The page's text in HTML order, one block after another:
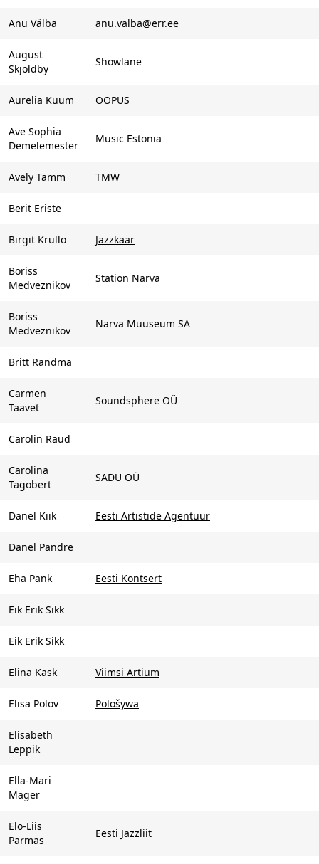
Anu Välba anu.valba@err.ee
August
Skjoldby
Showlane
Aurelia Kuum OOPUS
Ave Sophia
Demelemester
Music Estonia
Avely Tamm TMW
Berit Eriste
Birgit Krullo Jazzkaar
Boriss
Medveznikov
Station Narva
Boriss
Medveznikov
Narva Muuseum SA
Britt Randma
Carmen
Taavet
Soundsphere OÜ
Carolin Raud
Carolina
Tagobert
SADU OÜ
Danel Kiik Eesti Artistide Agentuur
Danel Pandre
Eha Pank Eesti Kontsert
Eik Erik Sikk
Eik Erik Sikk
Elina Kask Viimsi Artium
Elisa Polov Pološywa
Elisabeth
Leppik
Ella-Mari
Mäger
Elo-Liis
Parmas
Eesti Jazzliit